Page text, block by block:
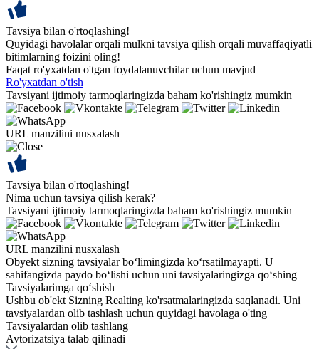
Tavsiya bilan o'rtoqlashing!
Quyidagi havolalar orqali mulkni tavsiya qilish orqali muvaffaqiyatli
bitimlarning foizini oling!
Faqat ro'yxatdan o'tgan foydalanuvchilar uchun mavjud
Ro'yxatdan o'tish
Tavsiyani ijtimoiy tarmoqlaringizda baham ko'rishingiz mumkin
URL manzilini nusxalash
Tavsiya bilan o'rtoqlashing!
Nima uchun tavsiya qilish kerak?
Tavsiyani ijtimoiy tarmoqlaringizda baham ko'rishingiz mumkin
URL manzilini nusxalash
Obyekt sizning tavsiyalar bo‘limingizda ko‘rsatilmayapti. U
sahifangizda paydo bo‘lishi uchun uni tavsiyalaringizga qo‘shing
Tavsiyalarimga qo‘shish
Ushbu ob'ekt Sizning Realting ko'rsatmalaringizda saqlanadi. Uni
tavsiyalardan olib tashlash uchun quyidagi havolaga o'ting
Tavsiyalardan olib tashlang
Avtorizatsiya talab qilinadi